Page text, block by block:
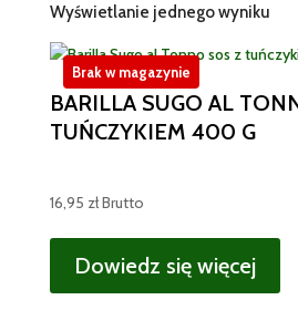
Wyświetlanie jednego wyniku
BARILLA SUGO AL
TUŃCZYKIEM 400 G
16,95 złBrutto
Dowiedz się więcej
Brak w magazynie